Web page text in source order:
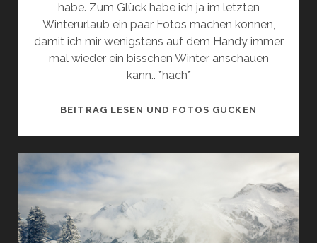
habe. Zum Glück habe ich ja im letzten
Winterurlaub ein paar Fotos machen können,
damit ich mir wenigstens auf dem Handy immer
mal wieder ein bisschen Winter anschauen
kann.. *hach*
BEITRAG LESEN UND FOTOS GUCKEN